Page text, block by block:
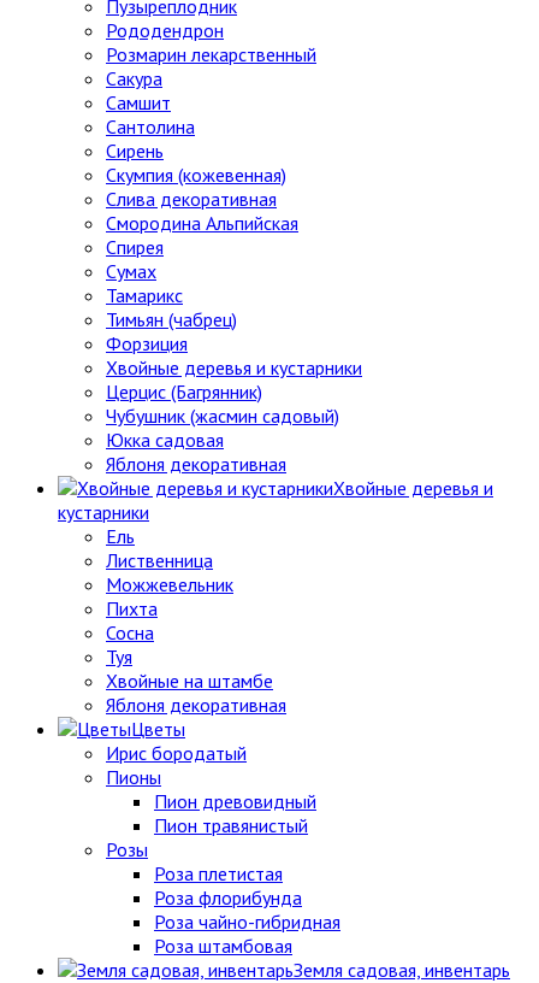
Пузыреплодник
Рододендрон
Розмарин лекарственный
Сакура
Самшит
Сантолина
Сирень
Скумпия (кожевенная)
Слива декоративная
Смородина Альпийская
Спирея
Сумах
Тамарикс
Тимьян (чабрец)
Форзиция
Хвойные деревья и кустарники
Церцис (Багрянник)
Чубушник (жасмин садовый)
Юкка садовая
Яблоня декоративная
Хвойные деревья и
кустарники
Ель
Лиственница
Можжевельник
Пихта
Сосна
Туя
Хвойные на штамбе
Яблоня декоративная
Цветы
Ирис бородатый
Пионы
Пион древовидный
Пион травянистый
Розы
Роза плетистая
Роза флорибунда
Роза чайно-гибридная
Роза штамбовая
Земля садовая, инвентарь